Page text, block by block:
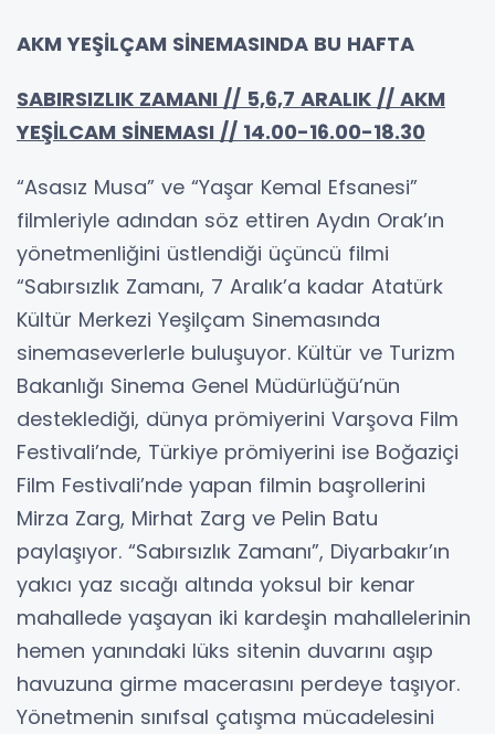
AKM YEŞİLÇAM SİNEMASINDA BU HAFTA
SABIRSIZLIK ZAMANI // 5,6,7 ARALIK // AKM
YEŞİLCAM SİNEMASI // 14.00-16.00-18.30
“Asasız Musa” ve “Yaşar Kemal Efsanesi”
filmleriyle adından söz ettiren Aydın Orak’ın
yönetmenliğini üstlendiği üçüncü filmi
“Sabırsızlık Zamanı, 7 Aralık’a kadar Atatürk
Kültür Merkezi Yeşilçam Sinemasında
sinemaseverlerle buluşuyor. Kültür ve Turizm
Bakanlığı Sinema Genel Müdürlüğü’nün
desteklediği, dünya prömiyerini Varşova Film
Festivali’nde, Türkiye prömiyerini ise Boğaziçi
Film Festivali’nde yapan filmin başrollerini
Mirza Zarg, Mirhat Zarg ve Pelin Batu
paylaşıyor. “Sabırsızlık Zamanı”, Diyarbakır’ın
yakıcı yaz sıcağı altında yoksul bir kenar
mahallede yaşayan iki kardeşin mahallelerinin
hemen yanındaki lüks sitenin duvarını aşıp
havuzuna girme macerasını perdeye taşıyor.
Yönetmenin sınıfsal çatışma mücadelesini